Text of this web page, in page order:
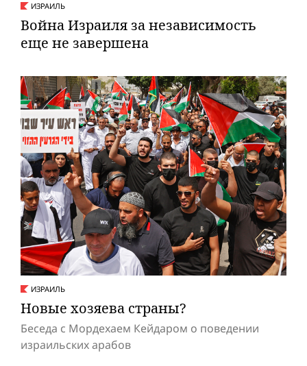
ИЗРАИЛЬ
Вой­на Израиля за независимость
еще не завершена
ИЗРАИЛЬ
Новые хозяева страны?
Беседа с Мордехаем Кейдаром о поведении
израильских арабов